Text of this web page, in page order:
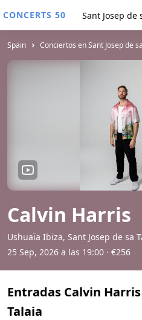
CONCERTS 50 Sant Josep de
Spain Conciertos en Sant Josep de
Calvin Harris
25 Sep, 2026 a las 19:00 · €256
Ushuaïa Ibiza, Sant Josep de sa
Entradas Calvin
Talaia